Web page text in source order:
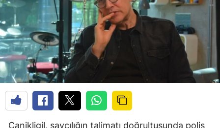
Canikligil, savcılığın talimatı doğrultusunda polis